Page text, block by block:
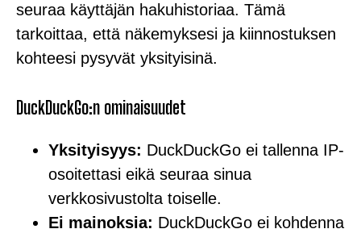
seuraa käyttäjän hakuhistoriaa. Tämä
tarkoittaa, että näkemyksesi ja kiinnostuksen
kohteesi pysyvät yksityisinä.
DuckDuckGo:n ominaisuudet
Yksityisyys: DuckDuckGo ei tallenna IP-
osoitettasi eikä seuraa sinua
verkkosivustolta toiselle.
Ei mainoksia: DuckDuckGo ei kohdenna